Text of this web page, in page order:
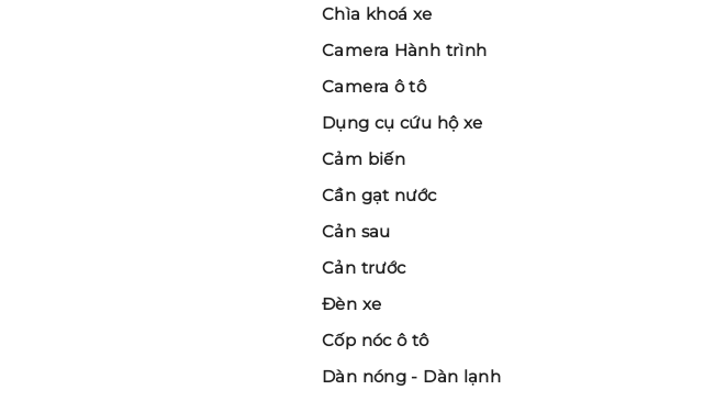
Chìa khoá xe
Camera Hành trình
Camera ô tô
Dụng cụ cứu hộ xe
Cảm biến
Cần gạt nước
Cản sau
Cản trước
Đèn xe
Cốp nóc ô tô
Dàn nóng - Dàn lạnh